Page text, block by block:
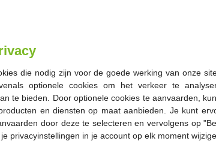
Quantité max. = 12
Les jours ouvrables
ouvrable suivant
Livraisongratuite dans votre
die nodig zijn voor de goede werking van onze
optionele cookies om het verkeer te
te bieden. Door optionele cookies te aanvaarden,
en diensten op maat aanbieden. Je kunt
door deze te selecteren en vervolgens op
privacyinstellingen in je account op elk moment